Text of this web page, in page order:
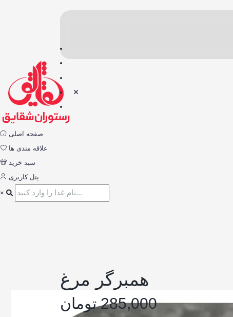
صفحه اصلی
علاقه مندی ها
سبد خرید
پنل کاربری
×
همبرگر مرغ
285,000 تومان